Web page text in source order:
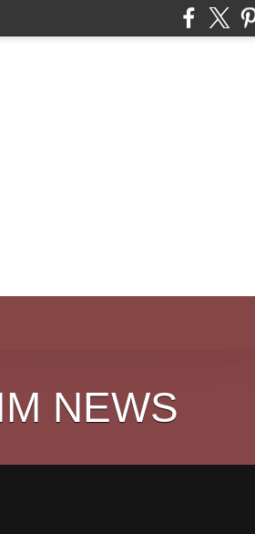
NEWS